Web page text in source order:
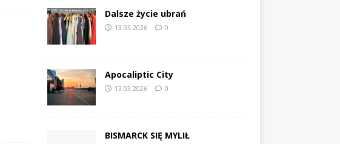
Dalsze życie ubrań
13.03.2026 0
Apocaliptic City
13.03.2026 0
BISMARCK SIĘ MYLIŁ